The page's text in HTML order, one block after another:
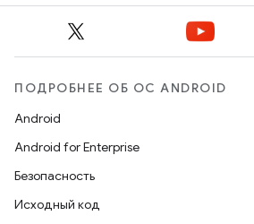
ПОДРОБНЕЕ ОБ ОС ANDROID
Android
Android for Enterprise
Безопасность
Исходный код